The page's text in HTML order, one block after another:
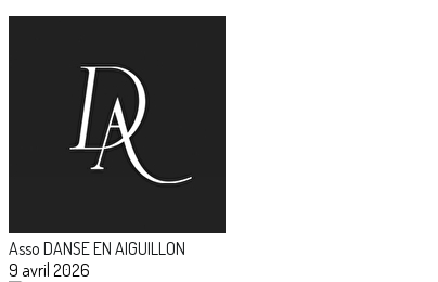
Asso DANSE EN AIGUILLON
9 avril 2026